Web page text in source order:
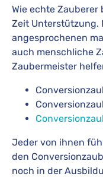
Wie echte
Zeit Unterstützung.
angesprochenen
auch menschliche
Zaubermeister
Jeder von ihnen
den
noch in der